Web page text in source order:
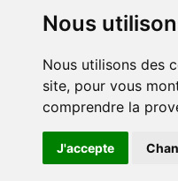
Nous
Nous utilisons des
site, pour vous
comprendre la
J'accepte